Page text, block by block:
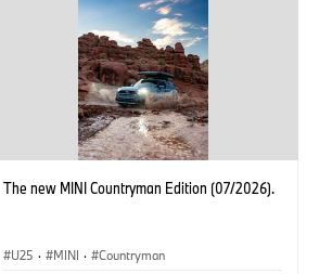
The new MINI Countryman Edition (07/2026).
U25 · MINI · Countryman